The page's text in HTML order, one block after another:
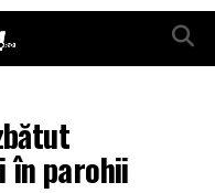
în parohii